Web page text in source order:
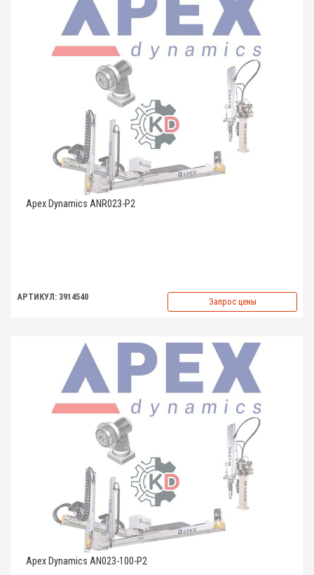
Apex Dynamics ANR023-P2
АРТИКУЛ: 3914540 Запрос цены
Apex Dynamics AN023-100-P2